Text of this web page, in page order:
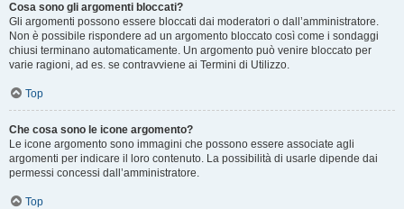
Cosa sono gli argomenti bloccati?
Gli argomenti possono essere bloccati dai moderatori o dall’amministratore.
Non è possibile rispondere ad un argomento bloccato così come i sondaggi
chiusi terminano automaticamente. Un argomento può venire bloccato per
varie ragioni, ad es. se contravviene ai Termini di Utilizzo.
Top
Che cosa sono le icone argomento?
Le icone argomento sono immagini che possono essere associate agli
argomenti per indicare il loro contenuto. La possibilità di usarle dipende dai
permessi concessi dall’amministratore.
Top